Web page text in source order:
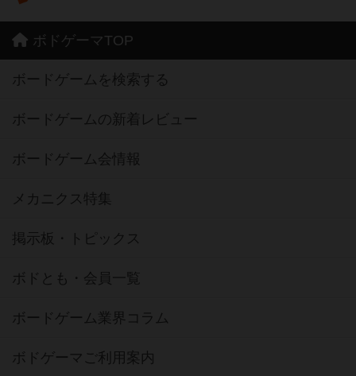
ボドゲーマTOP
ボードゲームを検索する
ボードゲームの新着レビュー
ボードゲーム会情報
メカニクス特集
掲示板・トピックス
ボドとも・会員一覧
ボードゲーム業界コラム
ボドゲーマご利用案内